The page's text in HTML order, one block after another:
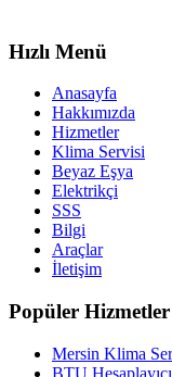
Hızlı Menü
Anasayfa
Hakkımızda
Hizmetler
Klima Servisi
Beyaz Eşya
Elektrikçi
SSS
Bilgi
Araçlar
İletişim
Popüler Hizmetler
Mersin Klima
BTU Hesaplayıcı